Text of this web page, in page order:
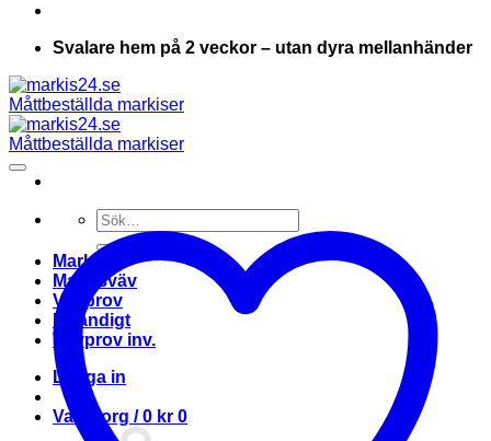
Svalare hem på 2 veckor – utan dyra mellanhänder
Sök
efter:
Markis
Markisväv
Vävprov
Invändigt
Vävprov inv.
Logga in
Varukorg /0 kr 0